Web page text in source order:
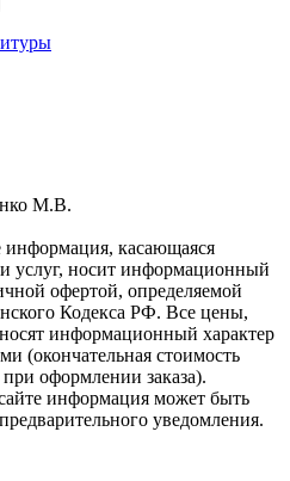
М.В.
информация, касающаяся
услуг, носит информационный
офертой, определяемой
Кодекса РФ. Все цены,
информационный характер
(окончательная стоимость
оформлении заказа).
информация может быть
уведомления.